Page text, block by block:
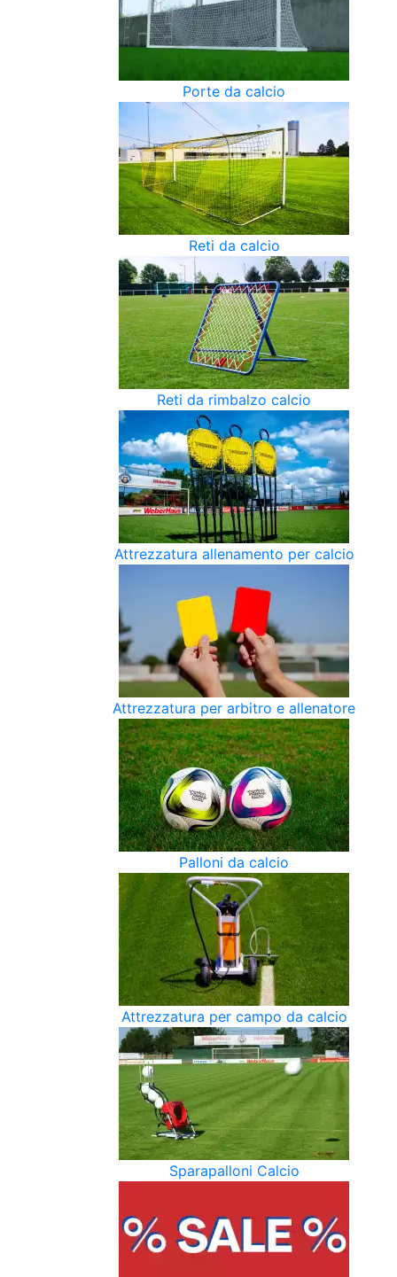
Porte da calcio
Reti da calcio
Reti da rimbalzo calcio
Attrezzatura allenamento per calcio
Attrezzatura per arbitro e allenatore
Palloni da calcio
Attrezzatura per campo da calcio
Sparapalloni Calcio